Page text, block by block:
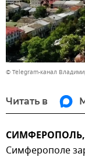
© Telegram-канал
Читать в
СИМФЕРОПОЛЬ,
Симферополе